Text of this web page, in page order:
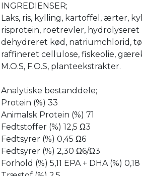
INGREDIENSER;
Laks, ris, kylling, kartoffel, ærter,
risprotein, roetrevler,
dehydreret kød, natriumchlorid,
raffineret cellulose, fiskeolie,
M.O.S, F.O.S, planteekstrakter.
Analytiske bestanddele;
Protein (%) 33
Animalsk Protein (%) 71
Fedtstoffer (%) 12,5 Ω3
Fedtsyrer (%) 0,45 Ω6
Fedtsyrer (%) 2,30 Ω6/Ω3
Forhold (%) 5,11 EPA + DHA (%) 0,18